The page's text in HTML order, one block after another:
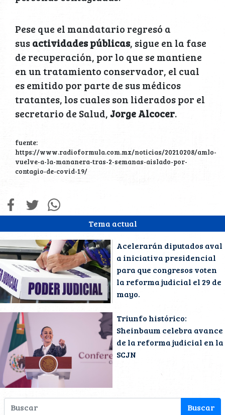
Tema actual
Acelerarán diputados aval
a iniciativa presidencial
para que congresos voten
la reforma judicial el 29 de
mayo.
Triunfo histórico:
Sheinbaum celebra avance
de la reforma judicial en la
SCJN
Pese que el mandatario regresó a
susactividades públicas, sigue en la fase
de recuperación, por lo que se mantiene
en un tratamiento conservador, el cual
es emitido por parte de sus médicos
tratantes, los cuales son liderados por el
secretario de Salud, Jorge Alcocer.
fuente:
https://www.radioformula.com.mx/noticias/20210208/amlo-
vuelve-a-la-mananera-tras-2-semanas-aislado-por-
contagio-de-covid-19/